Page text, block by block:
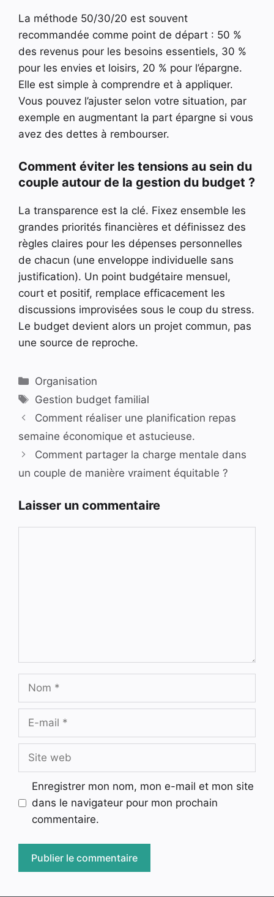
La méthode 50/30/20 est souvent
recommandée comme point de départ : 50 %
des revenus pour les besoins essentiels, 30 %
pour les envies et loisirs, 20 % pour l’épargne.
Elle est simple à comprendre et à appliquer.
Vous pouvez l’ajuster selon votre situation, par
exemple en augmentant la part épargne si vous
avez des dettes à rembourser.
Comment éviter les tensions au sein du
couple autour de la gestion du budget ?
La transparence est la clé. Fixez ensemble les
grandes priorités financières et définissez des
règles claires pour les dépenses personnelles
de chacun (une enveloppe individuelle sans
justification). Un point budgétaire mensuel,
court et positif, remplace efficacement les
discussions improvisées sous le coup du stress.
Le budget devient alors un projet commun, pas
une source de reproche.
Catégories
Organisation
Étiquettes
Gestion budget familial
Comment réaliser une planification repas
semaine économique et astucieuse.
Comment partager la charge mentale dans
un couple de manière vraiment équitable ?
Laisser un commentaire
Nom
Site
Enregistrer mon nom, mon e-mail et mon site
dans le navigateur pour mon prochain
commentaire.